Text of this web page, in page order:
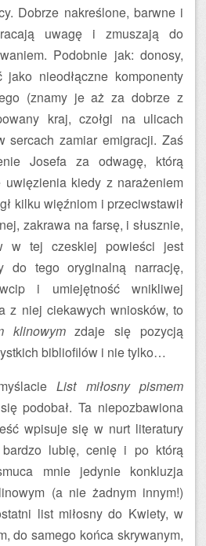
Dobrze nakreślone, barwne i
uwagę i zmuszają do
Podobnie jak: donosy,
nieodłączne komponenty
(znamy je aż za dobrze z
kraj, czołgi na ulicach
sercach zamiar emigracji. Zaś
Josefa za odwagę, którą
uwięzienia kiedy z narażeniem
kilku więźniom i przeciwstawił
zakrawa na farsę, i słusznie,
w tej czeskiej powieści jest
do tego oryginalną narrację,
i umiejętność wnikliwej
z niej ciekawych wniosków, to
klinowymzdaje się pozycją
bibliofilów i nie tylko…
List miłosny pismem
podobał. Ta niepozbawiona
wpisuje się w nurt literatury
bardzo lubię, cenię i po którą
mnie jedynie konkluzja
(a nie żadnym innym!)
list miłosny do Kwiety, w
do samego końca skrywanym,